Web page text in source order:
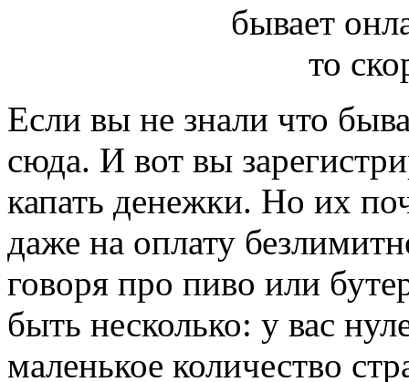
Если вы не знали что
сюда. И вот вы
капать денежки. Но их
даже на оплату
говоря про пиво или
быть несколько: у вас
маленькое количество